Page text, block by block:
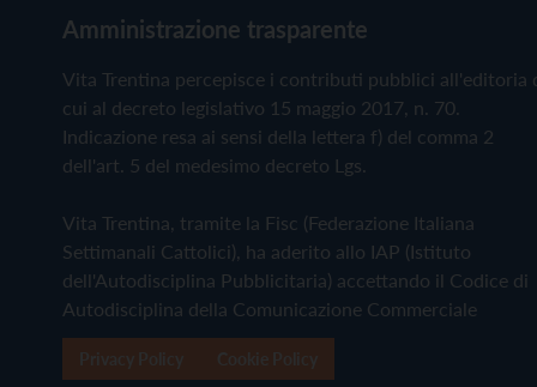
Amministrazione trasparente
Vita Trentina percepisce i contributi pubblici all'editoria
cui al decreto legislativo 15 maggio 2017, n. 70.
Indicazione resa ai sensi della lettera f) del comma 2
dell'art. 5 del medesimo decreto Lgs.
Vita Trentina, tramite la Fisc (Federazione Italiana
Settimanali Cattolici), ha aderito allo IAP (Istituto
dell'Autodisciplina Pubblicitaria) accettando il Codice di
Autodisciplina della Comunicazione Commerciale